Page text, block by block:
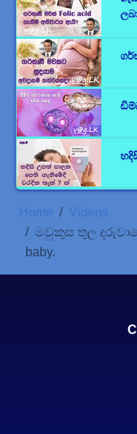
Home
Videos
මවුකුස තුල
baby.